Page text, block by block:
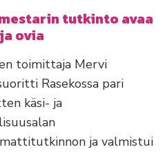
tutkinto avaa
ovia
toimittaja Mervi
Rasekossa pari
käsi- ja
ja valmistui